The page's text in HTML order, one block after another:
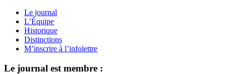
Le journal
L’Équipe
Historique
Distinctions
M’inscrire à l’infolettre
Le journal est membre :